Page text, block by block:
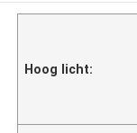
Hoog licht: